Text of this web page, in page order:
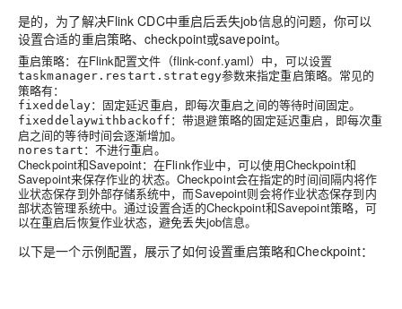
是的，为了解决Flink CDC中重启后丢失job信息的问题，你可以
设置合适的重启策略、checkpoint或savepoint。
重启策略：在Flink配置文件（flink-conf.yaml）中，可以设置
taskmanager.restart.strategy参数来指定重启策略。常见的
策略有：
fixeddelay：固定延迟重启，即每次重启之间的等待时间固定。
fixeddelaywithbackoff ：带退避策略的固定延迟重启，即每次重
启之间的等待时间会逐渐增加。
norestart ：不进行重启。
Checkpoint和Savepoint：在Flink作业中，可以使用Checkpoint和
Savepoint来保存作业的状态。Checkpoint会在指定的时间间隔内将作
业状态保存到外部存储系统中，而Savepoint则会将作业状态保存到内
部状态管理系统中。通过设置合适的Checkpoint和Savepoint策略，可
以在重启后恢复作业状态，避免丢失job信息。
以下是一个示例配置，展示了如何设置重启策略和Checkpoint：